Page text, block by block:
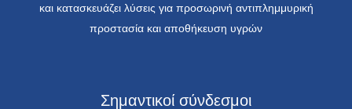
και κατασκευάζει λύσεις για προσωρινή αντιπλημμυρική
προστασία και αποθήκευση υγρών
Σημαντικοί σύνδεσμοι